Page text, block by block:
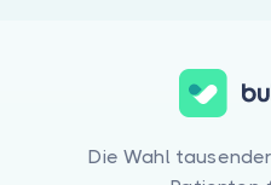
Die Wahl